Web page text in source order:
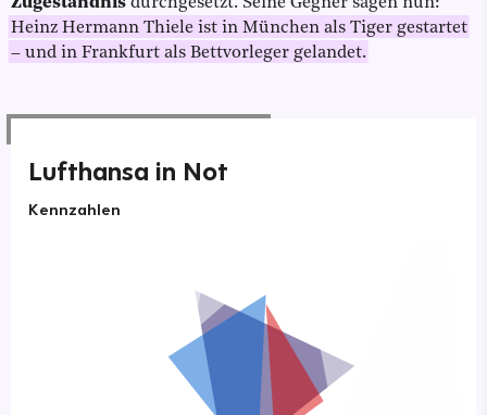
Heinz Hermann Thiele ist in München als Tiger gestartet
– und in Frankfurt als Bettvorleger gelandet.
Lufthansa in Not
Kennzahlen